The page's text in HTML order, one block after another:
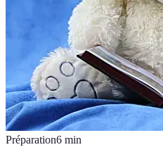
Préparation6 min